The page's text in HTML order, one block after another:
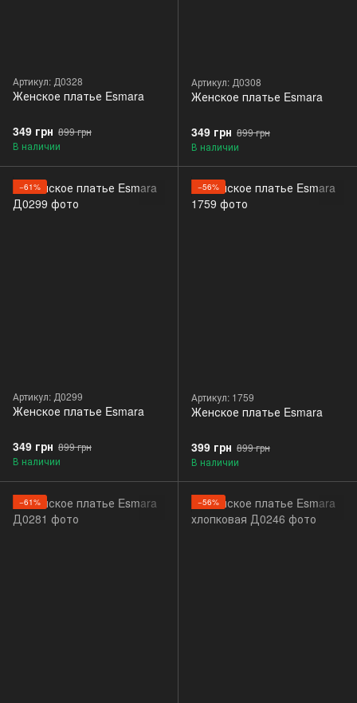
Артикул: Д0328
Женское платье Esmara
349 грн 899 грн
В наличии
Артикул: Д0308
Женское платье Esmara
349 грн 899 грн
В наличии
−61%
Артикул: Д0299
Женское платье Esmara
349 грн 899 грн
В наличии
−56%
Артикул: 1759
Женское платье Esmara
399 грн 899 грн
В наличии
−61% −56%